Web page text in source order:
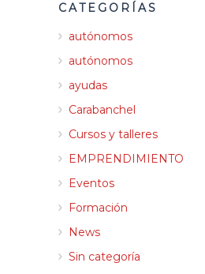
CATEGORÍAS
autónomos
autónomos
ayudas
Carabanchel
Cursos y talleres
EMPRENDIMIENTO
Eventos
Formación
News
Sin categoría